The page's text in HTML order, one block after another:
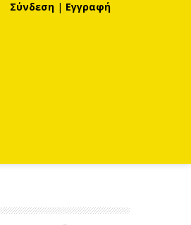
Σύνδεση | Εγγραφή